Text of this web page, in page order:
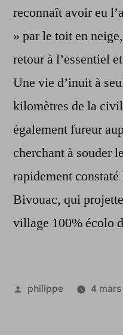
reconnaît avoir eu
» par le toit en
retour à l’essentiel
Une vie d’inuit à
kilomètres de la
également fureur
cherchant à souder
rapidement
Bivouac, qui
village 100% écolo
Publié
philippe 4